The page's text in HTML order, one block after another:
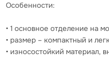
Особенности:
• 1 основное отделение на
• размер – компактный и
• износостойкий материал,